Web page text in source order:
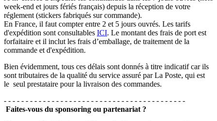
week-end et jours fériés français) depuis la réception de votre
réglement (stickers fabriqués sur commande).
En France, il faut compter entre 2 et 5 jours ouvrés. Les tarifs
d'expédition sont consultables ICI. Le montant des frais de port est
forfaitaire et il inclut les frais d’emballage, de traitement de la
commande et d'expédition.
Bien évidemment, tous ces délais sont donnés à titre indicatif car ils
sont tributaires de la qualité du service assuré par La Poste, qui est
le seul prestataire pour la livraison des commandes.
- - - - - - - - - - - - - - - - - - - - - - - - - - - - - - - - - - - - - - - - - -
Faites-vous du sponsoring ou partenariat ?